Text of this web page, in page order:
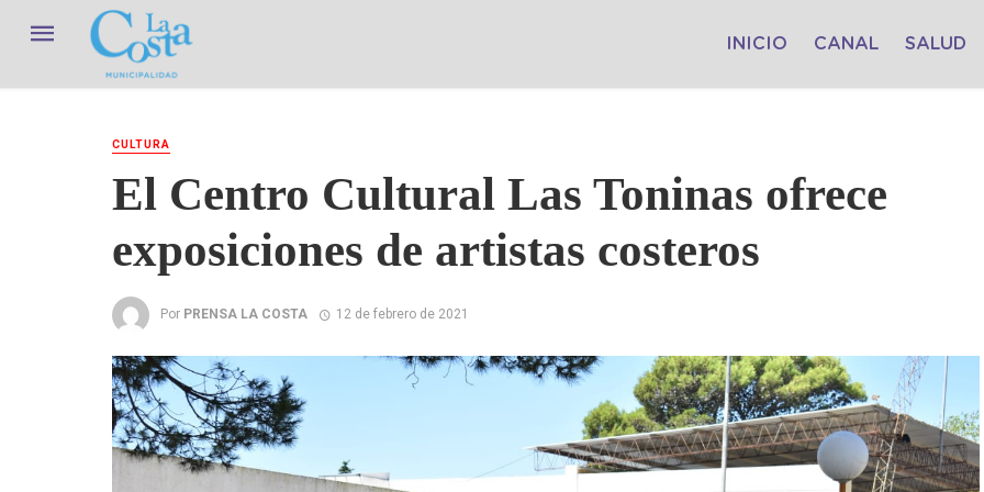
INICIO CANAL SALUD
CULTURA
El Centro Cultural Las Toninas ofrece
exposiciones de artistas costeros
Por PRENSA LA COSTA 12 de febrero de 2021